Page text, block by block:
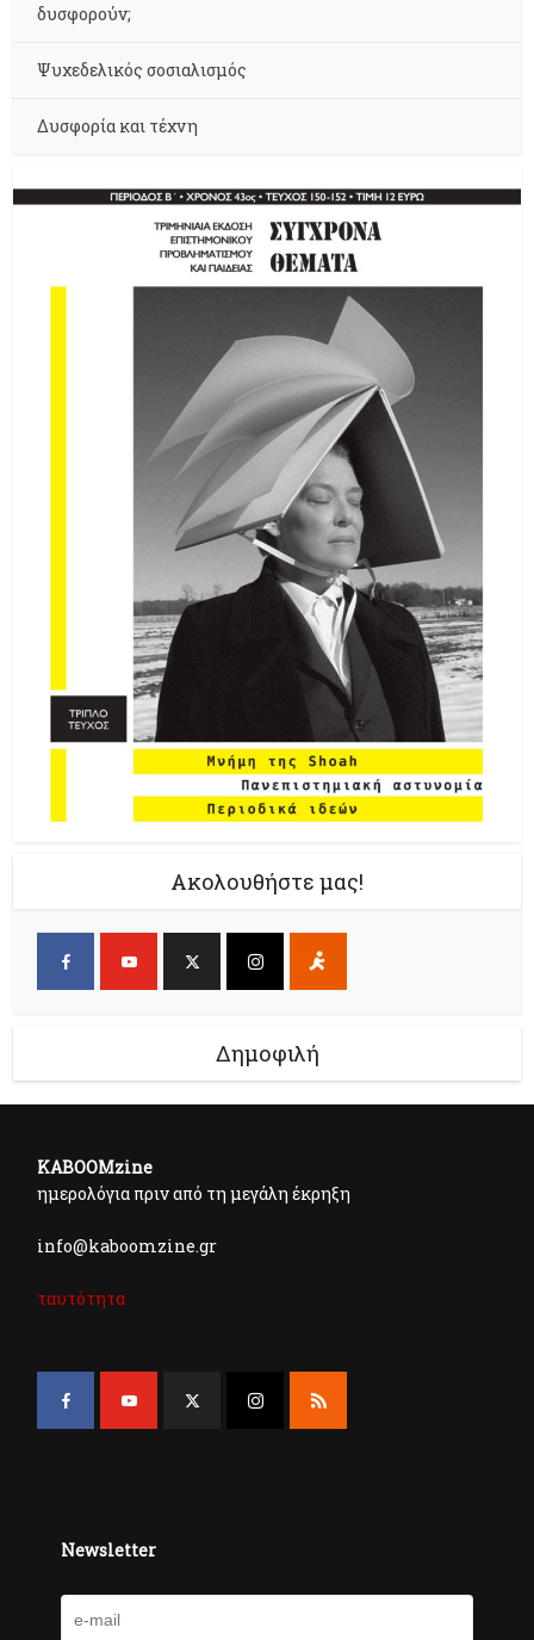
δυσφορούν;
Ψυχεδελικός σοσιαλισμός
Δυσφορία και τέχνη
Ακολουθήστε μας!
Δημοφιλή
KABOOMzine
ημερολόγια πριν από τη μεγάλη έκρηξη
info@kaboomzine.gr
ταυτότητα
Newsletter